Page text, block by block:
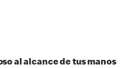
al alcance de tus manos